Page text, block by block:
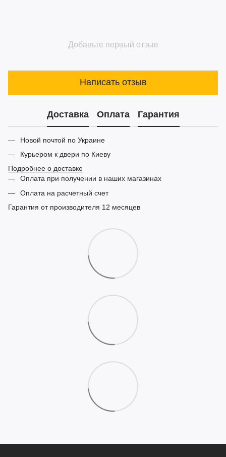
Добавьте первый отзыв
Написать отзыв
Доставка Оплата Гарантия
Новой почтой по Украине
Курьером к двери по Киеву
Подробнее о доставке
Оплата при получении в наших магазинах
Оплата на расчетный счет
Гарантия от производителя 12 месяцев